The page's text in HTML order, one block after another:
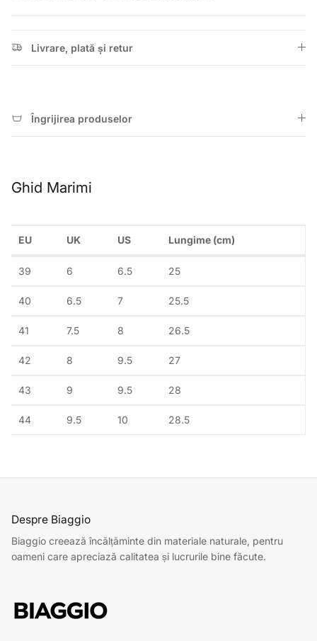
Livrare, plată și retur
Îngrijirea produselor
Ghid Marimi
EU UK US Lungime (cm)
39 6 6.5 25
40 6.5 7 25.5
41 7.5 8 26.5
42 8 9.5 27
43 9 9.5 28
44 9.5 10 28.5
Despre Biaggio
Biaggio creează încălțăminte din materiale naturale, pentru
oameni care apreciază calitatea și lucrurile bine făcute.